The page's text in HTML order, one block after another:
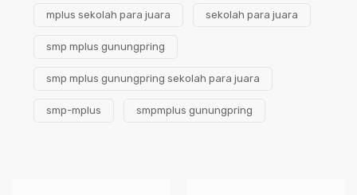
mplus sekolah para juara sekolah para juara
smp mplus gunungpring
smp mplus gunungpring sekolah para juara
smp-mplus smpmplus gunungpring